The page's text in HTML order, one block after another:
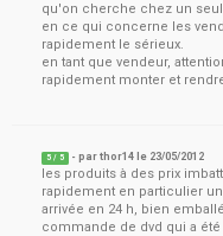
qu'on cherche chez un seul
en ce qui concerne les
rapidement le sérieux.
en tant que vendeur,
rapidement monter et
5 / 5 - parthor14 le 23/05/2012
les produits à des prix
rapidement en particulier
arrivée en 24 h, bien
commande de dvd qui a